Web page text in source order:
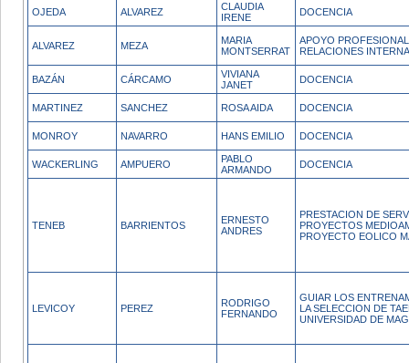
OJEDA ALVAREZ
CLAUDIA
IRENE
DOCENCIA
ALVAREZ MEZA
MARIA
MONTSERRAT
APOYO
RELACIONES
BAZÁN CÁRCAMO
VIVIANA
JANET
DOCENCIA
MARTINEZ SANCHEZ ROSA AIDA DOCENCIA
MONROY NAVARRO HANS EMILIO DOCENCIA
WACKERLING AMPUERO
PABLO
ARMANDO
DOCENCIA
TENEB BARRIENTOS
ERNESTO
ANDRES
PRESTACION DE
PROYECTOS
PROYECTO EOLICO
LEVICOY PEREZ
RODRIGO
FERNANDO
GUIAR LOS
LA SELECCION DE
UNIVERSIDAD DE